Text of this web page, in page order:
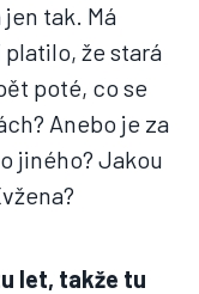
tak. Má
že stará
poté, co se
Anebo je za
jiného? Jakou
let, takže tu